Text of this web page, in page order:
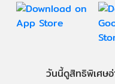
วันนี้ดูสิทธิพิเศษ